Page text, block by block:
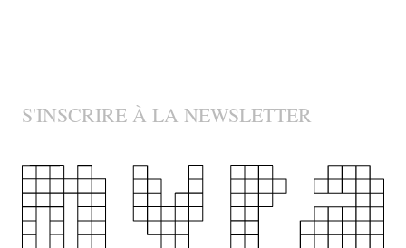
S'INSCRIRE À LA NEWSLETTER